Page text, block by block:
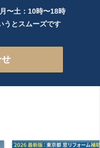
〜土：10時〜18時
うとスムーズです